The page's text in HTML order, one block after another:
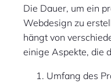
Die Dauer, um ein
Webdesign zu
hängt von
einige Aspekte, die
Umfang des